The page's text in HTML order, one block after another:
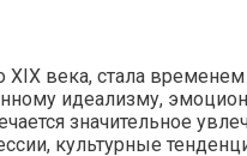
века, стала
идеализму,
значительное
культурные